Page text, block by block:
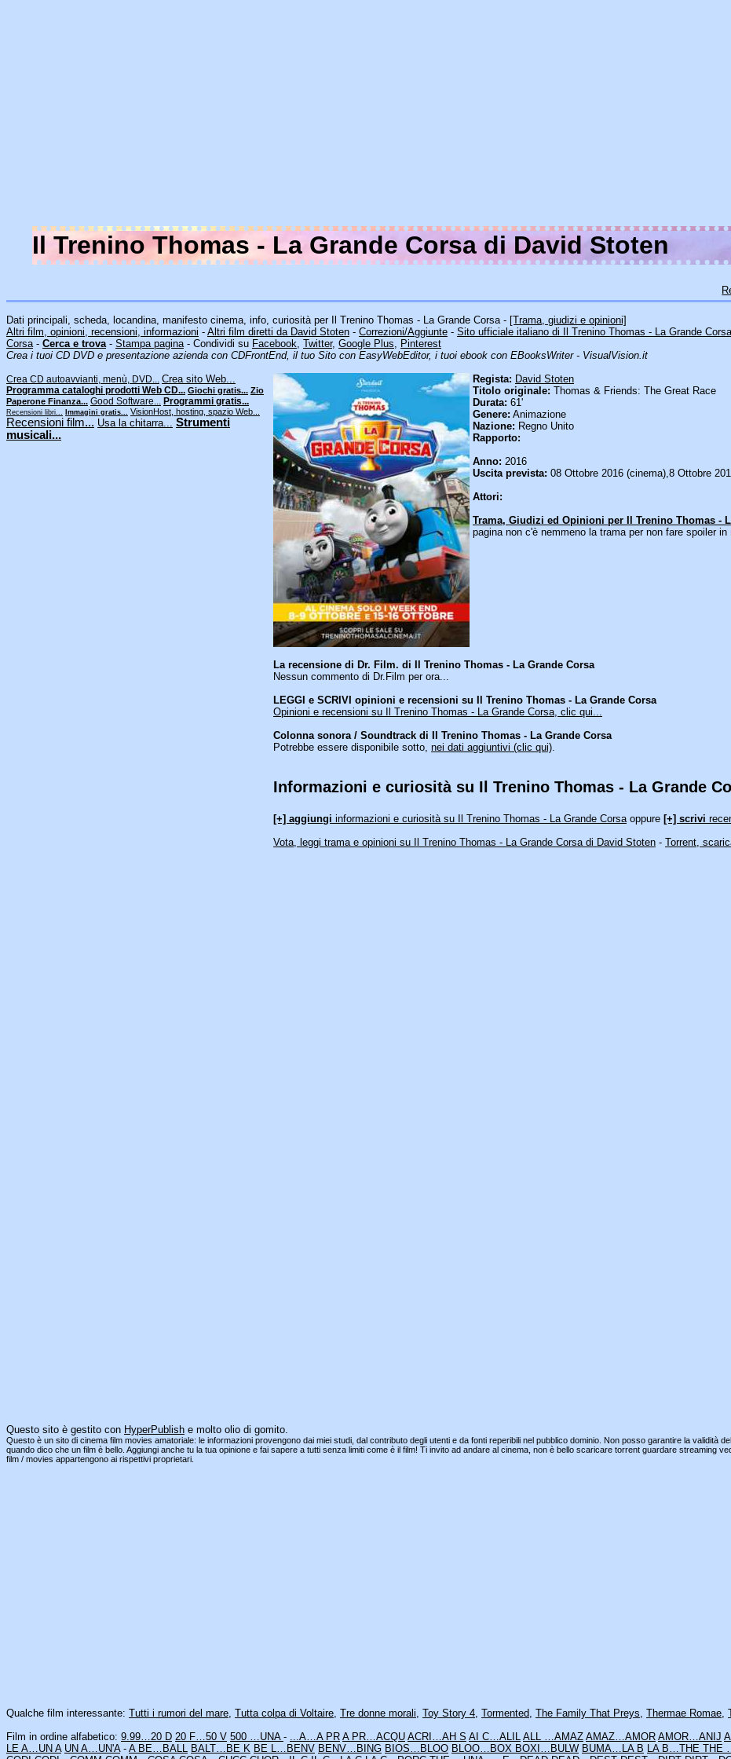
Il Trenino Thomas - La Grande Corsa di David Stoten
Dati principali, scheda, locandina, manifesto cinema, info, curiosità per Il Trenino Thomas - La Grande Corsa - [Trama, giudizi e opinioni]
Altri film, opinioni, recensioni, informazioni - Altri film diretti da David Stoten - Correzioni/Aggiunte - Sito ufficiale italiano di Il Trenino Thomas - La Grande Corsa
Corsa- Cerca e trova - Stampa pagina- Condividi su Facebook, Twitter, Google Plus, Pinterest
Crea i tuoi CD DVD e presentazione azienda con CDFrontEnd, il tuo Sito con EasyWebEditor, i tuoi ebook con EBooksWriter - VisualVision.it
Crea CD autoavvianti, menù, DVD... Crea sito Web...
Programma cataloghi prodotti Web CD... Giochi gratis... Zio
Paperone Finanza... Good Software... Programmi gratis...
Recensioni libri... Immagini gratis... VisionHost, hosting, spazio Web...
Recensioni film... Usa la chitarra... Strumenti
musicali...
Regista: David Stoten
Titolo originale: Thomas & Friends: The Great Race
Durata: 61'
Genere: Animazione
Nazione: Regno Unito
Rapporto:
Anno: 2016
Uscita prevista: 08 Ottobre 2016 (cinema),8 Ottobre
Attori:
Trama, Giudizi ed Opinioni per Il Trenino Thomas -
pagina non c'è nemmeno la trama per non fare spoiler in
La recensione di Dr. Film. di Il Trenino Thomas - La Grande Corsa
Nessun commento di Dr.Film per ora...
LEGGI e SCRIVI opinioni e recensioni su Il Trenino Thomas - La Grande Corsa
Opinioni e recensioni su Il Trenino Thomas - La Grande Corsa, clic qui...
Colonna sonora / Soundtrack di Il Trenino Thomas - La Grande Corsa
Potrebbe essere disponibile sotto, nei dati aggiuntivi (clic qui).
Informazioni e curiosità su Il Trenino Thomas - La Grande
[+] aggiungi informazioni e curiosità su Il Trenino Thomas - La Grande Corsa oppure [+] scrivi
Vota, leggi trama e opinioni su Il Trenino Thomas - La Grande Corsa di David Stoten - Torrent,
Questo sito è gestito con HyperPublish e molto olio di gomito.
Questo è un sito di cinema film movies amatoriale: le informazioni provengono dai miei studi, dal contributo degli utenti e da fonti reperibili nel pubblico dominio. Non posso garantire la validità
quando dico che un film è bello. Aggiungi anche tu la tua opinione e fai sapere a tutti senza limiti come è il film! Ti invito ad andare al cinema, non è bello scaricare torrent guardare streaming
film / movies appartengono ai rispettivi proprietari.
Qualche film interessante: Tutti i rumori del mare, Tutta colpa di Voltaire, Tre donne morali, Toy Story 4, Tormented, The Family That Preys, Thermae Romae,
Film in ordine alfabetico: 9.99…20 D 20 F…50 V 500 …UNA - ...A…A PR A PR…ACQU ACRI…AH S AI C…ALIL ALL …AMAZ AMAZ…AMOR AMOR…ANIJ
LE A…UN A UN A…UN'A- A BE…BALL BALT…BE K BE L…BENV BENV…BING BIOS…BLOO BLOO…BOX BOXI…BULW BUMA…LA B LA B…THE THE